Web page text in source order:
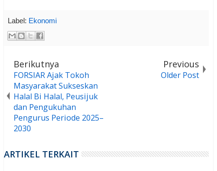
Label: Ekonomi
Berikutnya
FORSIAR Ajak Tokoh
Masyarakat Sukseskan
Halal Bi Halal, Peusijuk
dan Pengukuhan
Pengurus Periode 2025–
2030
Previous
Older Post
ARTIKEL TERKAIT